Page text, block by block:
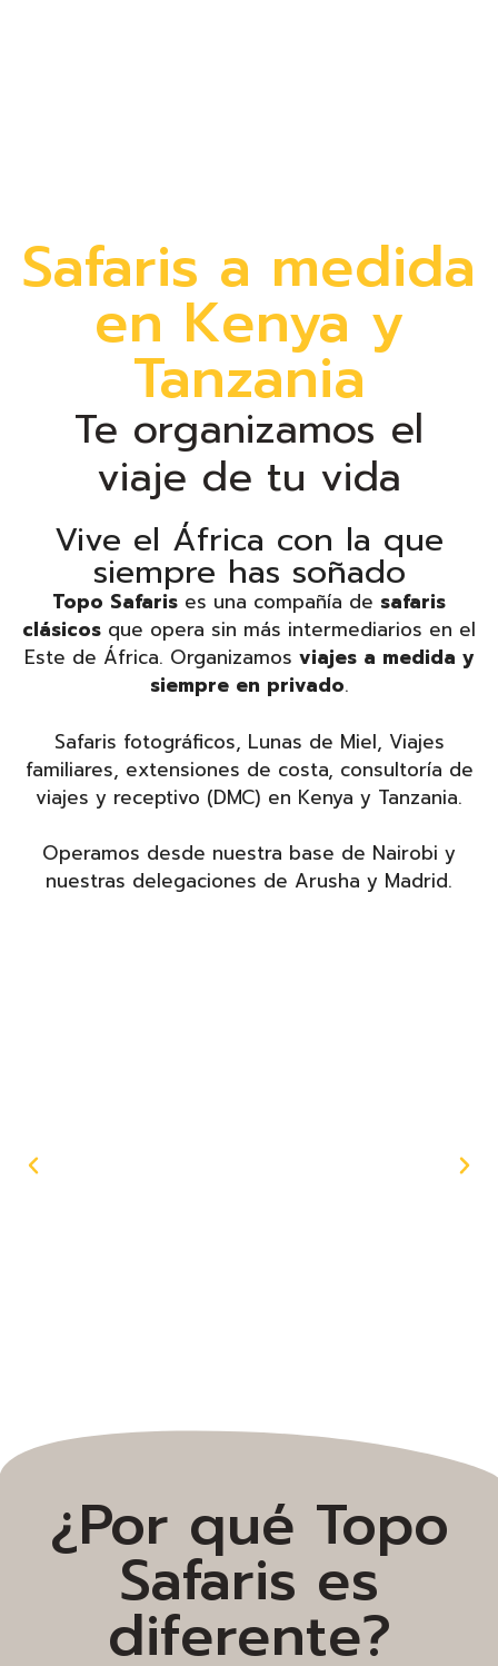
QUIERO SABER MÁS
Safaris a medida
en Kenya y
Tanzania
Te organizamos el
viaje de tu vida
Vive el África con la que
siempre has soñado
Topo Safaris es una compañía de safaris
clásicos que opera sin más intermediarios en el
Este de África. Organizamos viajes a medida y
siempre en privado.
Safaris fotográficos, Lunas de Miel, Viajes
familiares, extensiones de costa, consultoría de
viajes y receptivo (DMC) en Kenya y Tanzania.
Operamos desde nuestra base de Nairobi y
nuestras delegaciones de Arusha y Madrid.
¿Por qué Topo
Safaris es
diferente?